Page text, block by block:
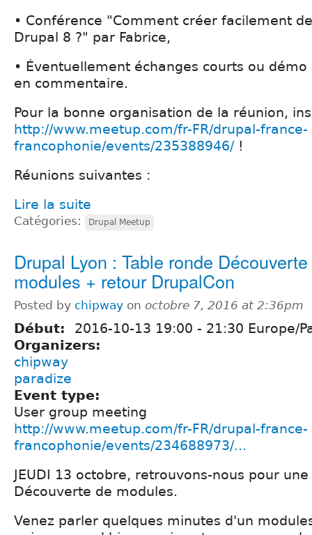
• Conférence "Comment créer facilement
Drupal 8 ?" par Fabrice,
• Éventuellement échanges courts ou
en commentaire.
Pour la bonne organisation de la réunion,
http://www.meetup.com/fr-FR/drupal-france-
francophonie/events/235388946/!
Réunions suivantes :
Lire la suite
Catégories: Drupal Meetup
Drupal Lyon : Table ronde
modules + retour DrupalCon
Posted by chipway on octobre 7, 2016 at 2:36pm
Début: 2016-10-13 19:00 - 21:30 Europe/
Organizers:
chipway
paradize
Event type:
User group meeting
http://www.meetup.com/fr-FR/drupal-france-
francophonie/events/234688973/...
JEUDI 13 octobre, retrouvons-nous pour
Découverte de modules.
Venez parler quelques minutes d'un